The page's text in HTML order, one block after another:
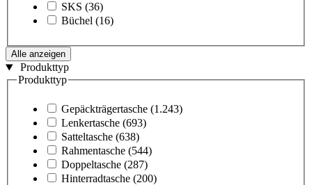
SKS (36)
Büchel (16)
Alle anzeigen
Produkttyp
Produkttyp
Gepäckträgertasche (1.243)
Lenkertasche (693)
Satteltasche (638)
Rahmentasche (544)
Doppeltasche (287)
Hinterradtasche (200)